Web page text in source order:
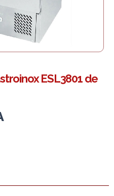
ESL3801 de